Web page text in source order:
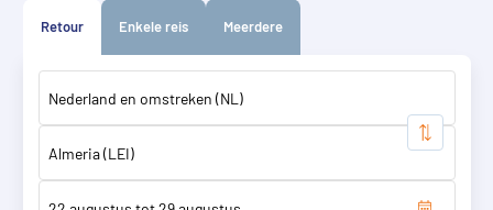
Retour Enkele reis Meerdere